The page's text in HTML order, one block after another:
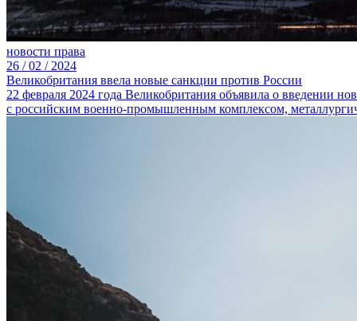
новости права
26 /02 / 2024
Великобритания ввела новые санкции против России
22 февраля 2024 года Великобритания объявила о введении
с российским военно-промышленным комплексом,